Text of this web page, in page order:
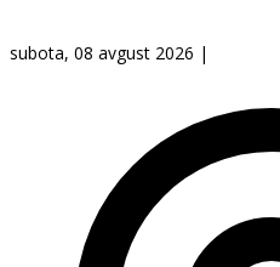
subota, 08 avgust 2026 |